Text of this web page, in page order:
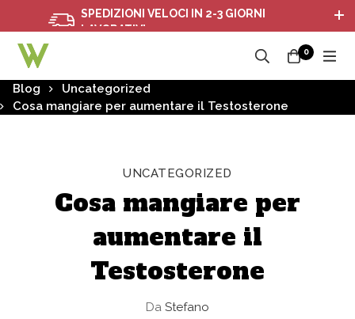
SPEDIZIONI VELOCI IN 2-3 GIORNI
LAVORATIVI
0
Blog
Uncategorized
Cosa mangiare per aumentare il Testosterone
UNCATEGORIZED
Cosa mangiare per
aumentare il
Testosterone
Da Stefano